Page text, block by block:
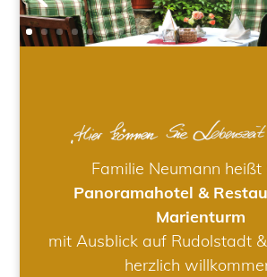
Familie Neumann heißt
Panoramahotel &
Marienturm
mit Ausblick auf Rudolstadt
herzlich